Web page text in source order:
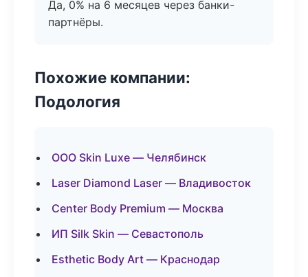
Да, 0% на 6 месяцев через банки-
партнёры.
Похожие компании:
Подология
ООО Skin Luxe — Челябинск
Laser Diamond Laser — Владивосток
Center Body Premium — Москва
ИП Silk Skin — Севастополь
Esthetic Body Art — Краснодар